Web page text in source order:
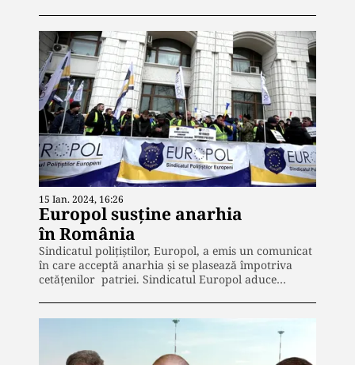
15 Ian. 2024, 16:26
Europol susține anarhia
în România
Sindicatul polițiștilor, Europol, a emis un comunicat
în care acceptă anarhia și se plasează împotriva
cetățenilor patriei. Sindicatul Europol aduce…